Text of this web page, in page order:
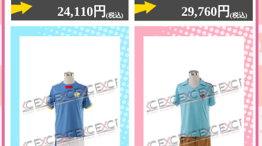
24,110円(税込) 29,760円(税込)